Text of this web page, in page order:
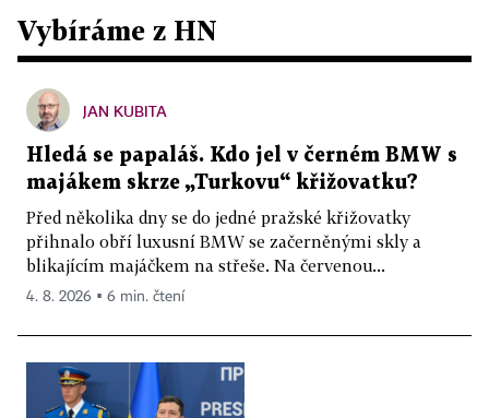
Vybíráme z HN
JAN KUBITA
Hledá se papaláš. Kdo jel v černém BMW s
majákem skrze „Turkovu“ křižovatku?
Před několika dny se do jedné pražské křižovatky
přihnalo obří luxusní BMW se začerněnými skly a
blikajícím majáčkem na střeše. Na červenou...
4. 8. 2026 ▪ 6 min. čtení